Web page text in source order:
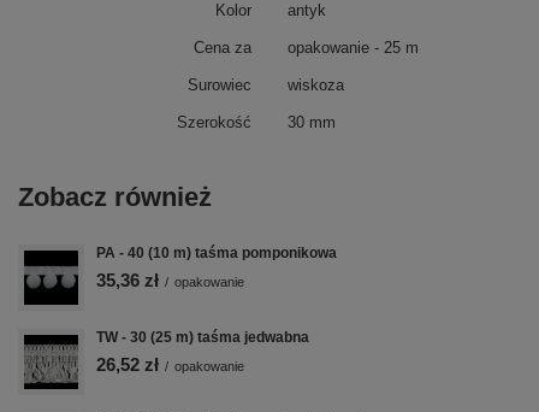
Kolor antyk
Cena za opakowanie - 25 m
Surowiec wiskoza
Szerokość 30 mm
Zobacz również
PA - 40 (10 m) taśma pomponikowa
35,36 zł / opakowanie
TW - 30 (25 m) taśma jedwabna
26,52 zł / opakowanie